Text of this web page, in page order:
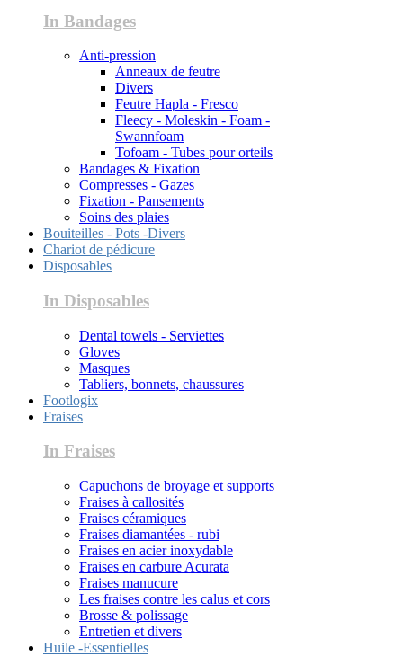
In Bandages
Anti-pression
Anneaux de feutre
Divers
Feutre Hapla - Fresco
Fleecy - Moleskin - Foam -
Swannfoam
Tofoam - Tubes pour orteils
Bandages & Fixation
Compresses - Gazes
Fixation - Pansements
Soins des plaies
Bouiteilles - Pots -Divers
Chariot de pédicure
Disposables
In Disposables
Dental towels - Serviettes
Gloves
Masques
Tabliers, bonnets, chaussures
Footlogix
Fraises
In Fraises
Capuchons de broyage et supports
Fraises à callosités
Fraises céramiques
Fraises diamantées - rubi
Fraises en acier inoxydable
Fraises en carbure Acurata
Fraises manucure
Les fraises contre les calus et cors
Brosse & polissage
Entretien et divers
Huile -Essentielles